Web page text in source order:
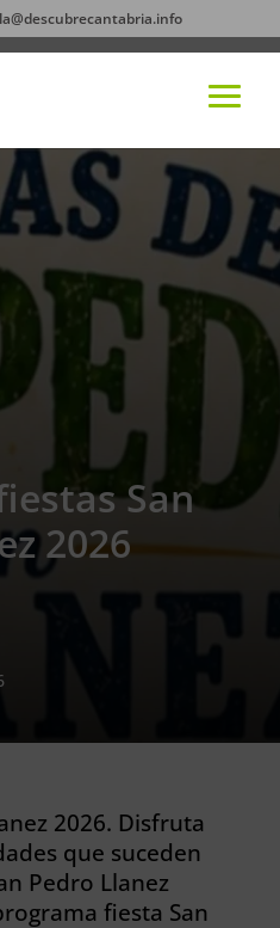
San
2026
2026. Disfruta
que suceden
Pedro Llanez
fiesta San